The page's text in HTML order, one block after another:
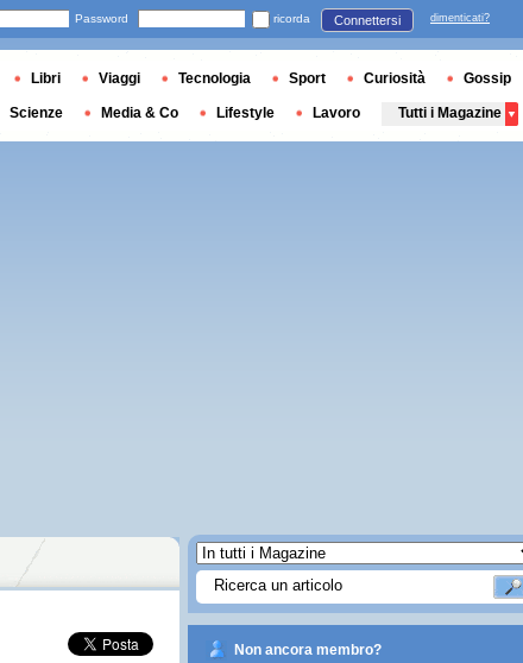
Non ancora membro?
Password ricorda Connettersi dimenticati?
Libri Viaggi Tecnologia Sport Curiosità Gossip
Scienze Media & Co Lifestyle Lavoro Tutti i Magazine